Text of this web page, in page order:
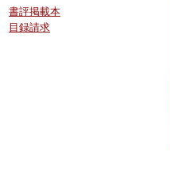
書評掲載本
目録請求